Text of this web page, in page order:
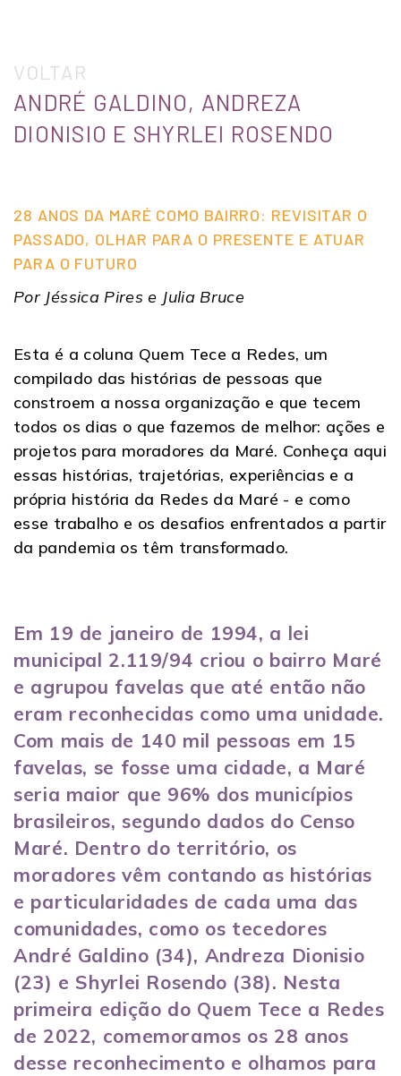
VOLTAR
ANDRÉ GALDINO, ANDREZA
DIONISIO E SHYRLEI ROSENDO
28 ANOS DA MARÉ COMO BAIRRO: REVISITAR O
PASSADO, OLHAR PARA O PRESENTE E ATUAR
PARA O FUTURO
Por Jéssica Pires e Julia Bruce
Esta é a coluna Quem Tece a Redes, um
compilado das histórias de pessoas que
constroem a nossa organização e que tecem
todos os dias o que fazemos de melhor: ações e
projetos para moradores da Maré. Conheça aqui
essas histórias, trajetórias, experiências e a
própria história da Redes da Maré - e como
esse trabalho e os desafios enfrentados a partir
da pandemia os têm transformado.
Em 19 de janeiro de 1994, a lei
municipal 2.119/94 criou o bairro Maré
e agrupou favelas que até então não
eram reconhecidas como uma unidade.
Com mais de 140 mil pessoas em 15
favelas, se fosse uma cidade, a Maré
seria maior que 96% dos municípios
brasileiros, segundo dados do Censo
Maré. Dentro do território, os
moradores vêm contando as histórias
e particularidades de cada uma das
comunidades, como os tecedores
André Galdino (34), Andreza Dionisio
(23) e Shyrlei Rosendo (38). Nesta
primeira edição do Quem Tece a Redes
de 2022, comemoramos os 28 anos
desse reconhecimento e olhamos para